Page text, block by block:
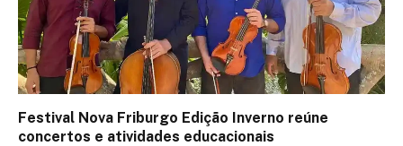
Festival Nova Friburgo Edição Inverno reúne
concertos e atividades educacionais